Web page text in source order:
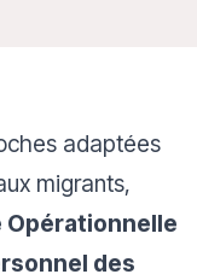
adaptées
migrants,
Opérationnelle
des